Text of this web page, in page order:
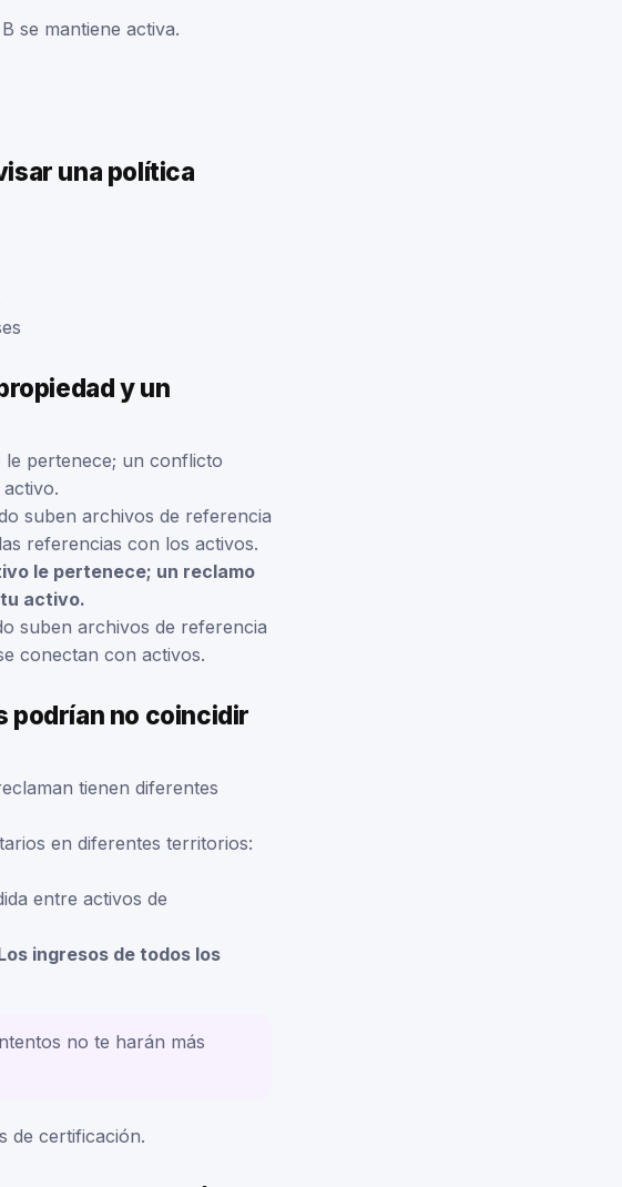
se mantiene activa.
una política
y un
pertenece; un conflicto
suben archivos de referencia
referencias con los activos.
le pertenece; un reclamo
activo.
suben archivos de referencia
conectan con activos.
podrían no coincidir
tienen diferentes
en diferentes territorios:
entre activos de
ingresos de todos los
no te harán más
de certificación.